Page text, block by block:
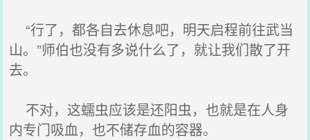
“行了，都各自去休息吧，明天启程前往武当
山。”师伯也没有多说什么了，就让我们散了开
去。
不对，这蠕虫应该是还阳虫，也就是在人身
内专门吸血，也不储存血的容器。